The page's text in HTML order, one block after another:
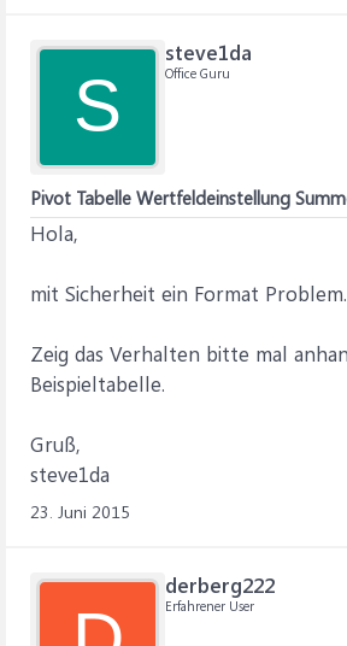
S
steve1da
Office Guru
Pivot Tabelle Wertfeldeinstellung
Hola,
mit Sicherheit ein Format Problem.
Zeig das Verhalten bitte mal
Beispieltabelle.
Gruß,
steve1da
23. Juni 2015
derberg222
Erfahrener User